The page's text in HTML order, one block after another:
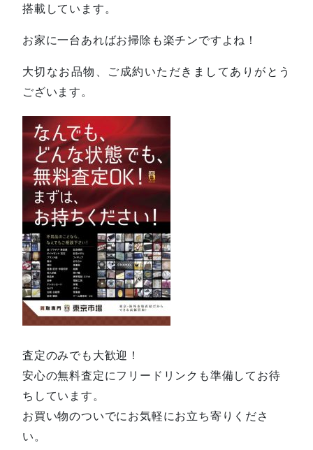
搭載しています。
お家に一台あればお掃除も楽チンですよね！
大切なお品物、ご成約いただきましてありがとう
ございます。
査定のみでも大歓迎！
安心の無料査定にフリードリンクも準備してお待
ちしています。
お買い物のついでにお気軽にお立ち寄りくださ
い。